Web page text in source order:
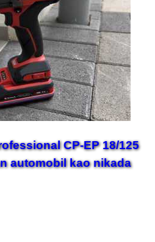
CP-EP 18/125
automobil kao nikada